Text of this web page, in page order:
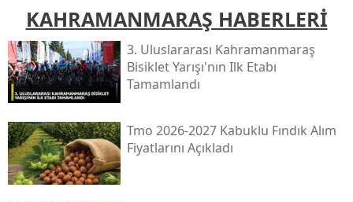
KAHRAMANMARAŞ HABERLERİ
3. Uluslararası Kahramanmaraş
Bisiklet Yarışı'nın Ilk Etabı
Tamamlandı
Tmo 2026-2027 Kabuklu Fındık Alım
Fiyatlarını Açıkladı